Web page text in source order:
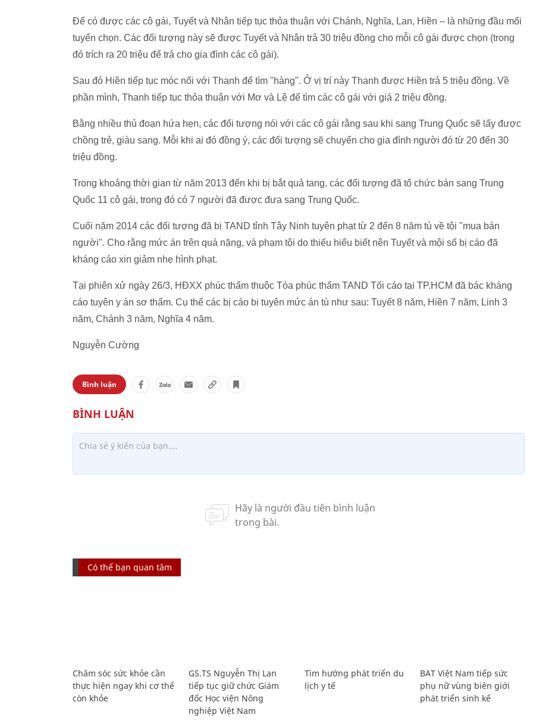
Để có được các cô gái, Tuyết và Nhân tiếp tục thỏa thuận với Chánh, Nghĩa, Lan, Hiền – là những đầu mối
tuyển chọn. Các đối tượng này sẽ được Tuyết và Nhân trả 30 triệu đồng cho mỗi cô gái được chọn (trong
đó trích ra 20 triệu để trả cho gia đình các cô gái).
Sau đó Hiền tiếp tục móc nối với Thanh để tìm "hàng". Ở vị trí này Thanh được Hiền trả 5 triệu đồng. Về
phần mình, Thanh tiếp tục thỏa thuận với Mơ và Lệ để tìm các cô gái với giá 2 triệu đồng.
Bằng nhiều thủ đoạn hứa hẹn, các đối tượng nói với các cô gái rằng sau khi sang Trung Quốc sẽ lấy được
chồng trẻ, giàu sang. Mỗi khi ai đó đồng ý, các đối tượng sẽ chuyển cho gia đình người đó từ 20 đến 30
triệu đồng.
Trong khoảng thời gian từ năm 2013 đến khi bị bắt quả tang, các đối tượng đã tổ chức bán sang Trung
Quốc 11 cô gái, trong đó có 7 người đã được đưa sang Trung Quốc.
Cuối năm 2014 các đối tượng đã bị TAND tỉnh Tây Ninh tuyên phạt từ 2 đến 8 năm tù về tội "mua bán
người". Cho rằng mức án trên quá nặng, và phạm tội do thiếu hiểu biết nên Tuyết và mội số bị cáo đã
kháng cáo xin giảm nhẹ hình phạt.
Tại phiên xử ngày 26/3, HĐXX phúc thẩm thuộc Tòa phúc thẩm TAND Tối cáo tại TP.HCM đã bác kháng
cáo tuyên y án sơ thẩm. Cụ thể các bị cáo bị tuyên mức án tù như sau: Tuyết 8 năm, Hiền 7 năm, Linh 3
năm, Chánh 3 năm, Nghĩa 4 năm.
Nguyễn Cường
Bình luận
Có thể bạn quan tâm
Chăm sóc sức khỏe cần
thực hiện ngay khi cơ thể
còn khỏe
GS.TS Nguyễn Thị Lan
tiếp tục giữ chức Giám
đốc Học viện Nông
nghiệp Việt Nam
Tìm hướng phát triển du
lịch y tế
BAT Việt Nam tiếp sức
phụ nữ vùng biên giới
phát triển sinh kế